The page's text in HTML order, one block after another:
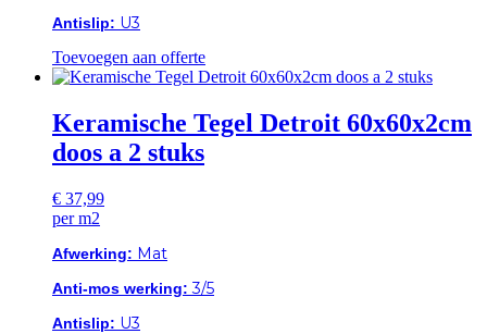
Antislip: U3
Toevoegen aan offerte
Keramische Tegel Detroit 60x60x2cm
doos a 2 stuks
€ 37,99
per m2
Afwerking: Mat
Anti-mos werking: 3/5
Antislip: U3